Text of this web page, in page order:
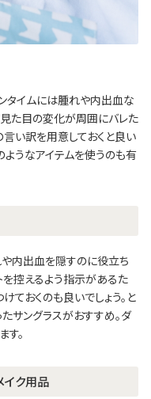
タイムには腫れや内出血な
た目の変化が周囲にバレた
い訳を用意しておくと良い
ようなアイテムを使うのも有
内出血を隠すのに役立ち
を控えるよう指示があるた
ておくのも良いでしょう。と
サングラスがおすすめ。ダ
す。
イク用品